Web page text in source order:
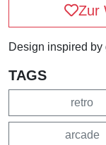
Zur
Design inspired by
TAGS
retro
arcade